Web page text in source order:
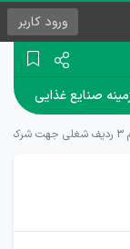
ورود کاربر